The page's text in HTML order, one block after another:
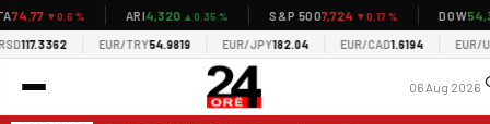
74.77▼0.6 % ARI4,320▲0.35 % S&P 5007,724▼0.17 % DOW
117.3362 EUR/TRY54.9819 EUR/JPY182.04 EUR/CAD1.6194 EUR/
06 Aug 2026